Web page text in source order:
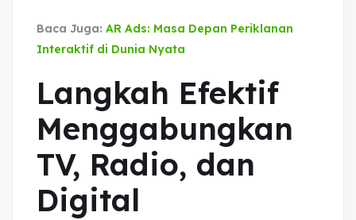
Baca Juga: AR Ads: Masa Depan Periklanan
Interaktif di Dunia Nyata
Langkah Efektif
Menggabungkan
TV, Radio, dan
Digital